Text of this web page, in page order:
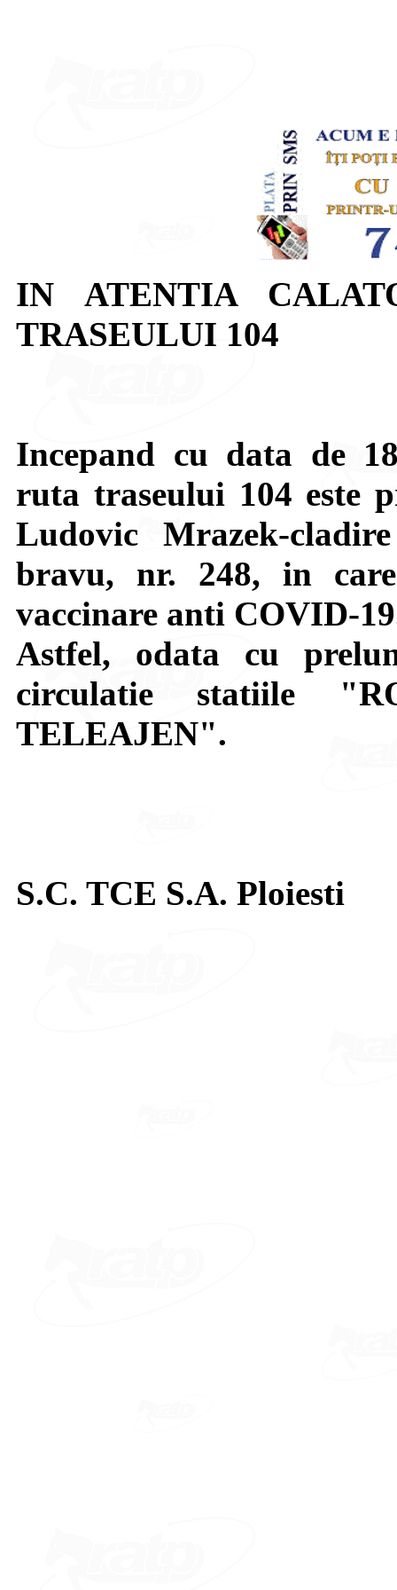
IN ATENTIA
TRASEULUI 104
Incepand cu data de
ruta traseului 104 este
Ludovic Mrazek-
bravu, nr. 248, in
vaccinare anti COVID-
Astfel, odata cu
circulatie statiile
TELEAJEN".
S.C. TCE S.A. Ploiesti